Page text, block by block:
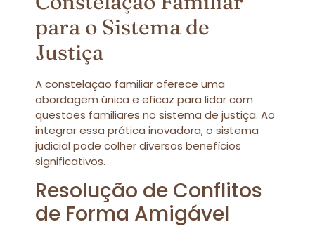
para o Sistema de
Justiça
A constelação familiar oferece uma
abordagem única e eficaz para lidar com
questões familiares no sistema de justiça. Ao
integrar essa prática inovadora, o sistema
judicial pode colher diversos benefícios
significativos.
Resolução de Conflitos
de Forma Amigável